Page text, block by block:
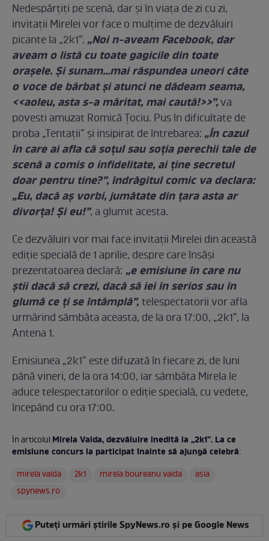
Nedespărţiţi pe scenă, dar şi în viaţa de zi cu zi,
invitaţii Mirelei vor face o mulţime de dezvăluiri
picante la „2k1”. „Noi n-aveam Facebook, dar
aveam o listă cu toate gagicile din toate
oraşele. Şi sunam…mai răspundea uneori câte
o voce de bărbat şi atunci ne dădeam seama,
<<aoleu, asta s-a măritat, mai caută!>>”,va
povesti amuzat Romică Ţociu. Pus în dificultate de
proba „Tentaţii” şi insipirat de întrebarea: „În cazul
în care ai afla că soţul sau soţia perechii tale de
scenă a comis o infidelitate, ai ţine secretul
doar pentru tine?”, îndrăgitul comic va declara:
„Eu, dacă aş vorbi, jumătate din ţara asta ar
divorţa! Şi eu!”, a glumit acesta.
Ce dezvăluiri vor mai face invitaţii Mirelei din această
ediţie specială de 1 aprilie, despre care însăşi
prezentatoarea declară: „e emisiune în care nu
ştii dacă să crezi, dacă să iei în serios sau în
glumă ce ţi se întâmplă”,telespectatorii vor afla
urmărind sâmbăta aceasta, de la ora 17:00, „2k1”, la
Antena 1.
Emisiunea „2k1” este difuzată în fiecare zi, de luni
până vineri, de la ora 14:00, iar sâmbăta Mirela le
aduce telespectatorilor o ediţie specială, cu vedete,
începând cu ora 17:00.
În articolulMirela Vaida, dezvăluire inedită la „2k1”. La ce
emisiune concurs la participat înainte să ajungă celebră:
mirela vaida
2k1 mirela boureanu vaida
asia
spynews.ro
Puteți urmări știrile SpyNews.ro și pe Google News